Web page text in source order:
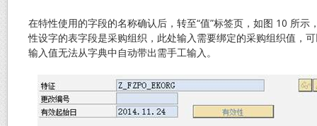
在特性使用的字段的名称确认后，转至“值”标签页，如图 10 所示
性设字的表字段是采购组织，此处输入需要绑定的采购组织值，
输入值无法从字典中自动带出需手工输入。